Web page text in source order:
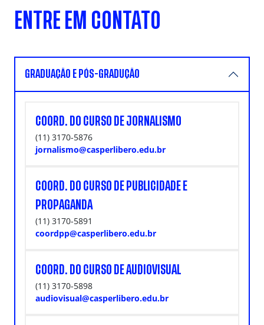
ENTRE EM CONTATO
GRADUAÇÃO E PÓS-GRADUÇÃO
COORD. DO CURSO DE JORNALISMO
(11) 3170-5876
jornalismo@casperlibero.edu.br
COORD. DO CURSO DE PUBLICIDADE E
PROPAGANDA
(11) 3170-5891
coordpp@casperlibero.edu.br
COORD. DO CURSO DE AUDIOVISUAL
(11) 3170-5898
audiovisual@casperlibero.edu.br